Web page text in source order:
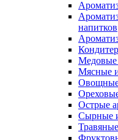
напитков
Медовые
Мясные
Овощные
Острые
Сырные